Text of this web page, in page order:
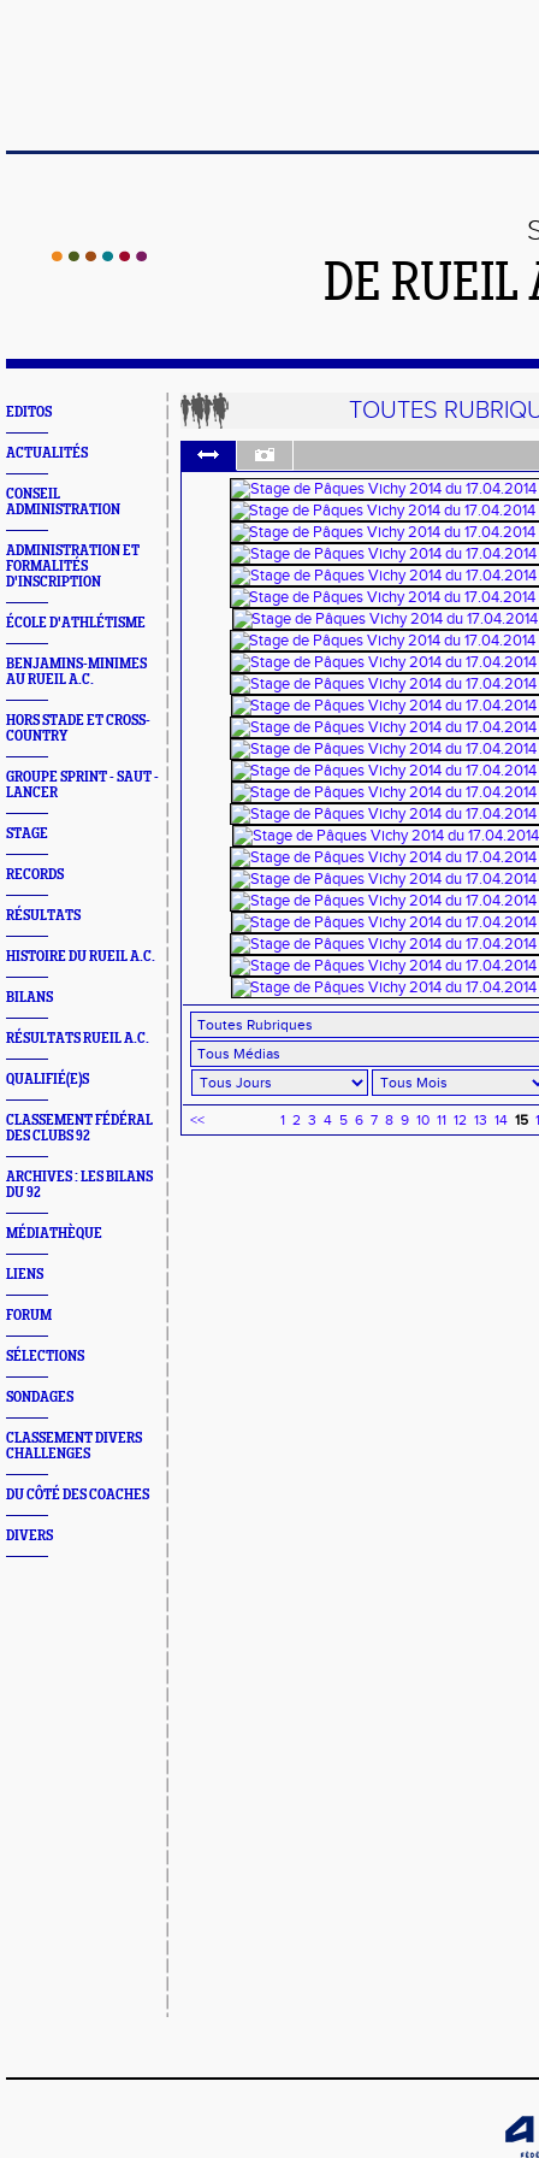
DE
EDITOS
ACTUALITÉS
CONSEIL
ADMINISTRATION
ADMINISTRATION ET
FORMALITÉS
D'INSCRIPTION
ÉCOLE D'ATHLÉTISME
BENJAMINS-MINIMES
AU RUEIL A.C.
HORS STADE ET CROSS-
COUNTRY
GROUPE SPRINT - SAUT -
LANCER
STAGE
RECORDS
RÉSULTATS
HISTOIRE DU RUEIL A.C.
BILANS
RÉSULTATS RUEIL A.C.
QUALIFIÉ(E)S
CLASSEMENT FÉDÉRAL
DES CLUBS 92
ARCHIVES : LES BILANS
DU 92
MÉDIATHÈQUE
LIENS
FORUM
SÉLECTIONS
SONDAGES
CLASSEMENT DIVERS
CHALLENGES
DU CÔTÉ DES COACHES
DIVERS
TOUTES
<< 1 2 3 4 5 6 7 8 9 10 11 12 13 14 15